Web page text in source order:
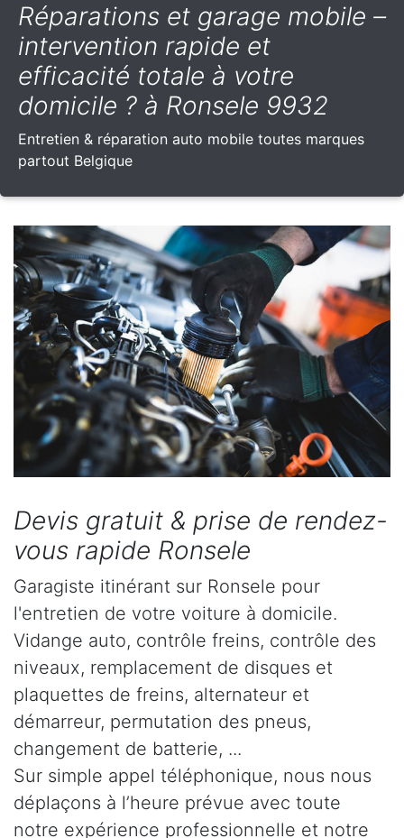
Réparations et garage mobile –
intervention rapide et
efficacité totale à votre
domicile ? à Ronsele 9932
Entretien & réparation auto mobile toutes marques
partout Belgique
Devis gratuit & prise de rendez-
vous rapide Ronsele
Garagiste itinérant sur Ronsele pour
l'entretien de votre voiture à domicile.
Vidange auto, contrôle freins, contrôle des
niveaux, remplacement de disques et
plaquettes de freins, alternateur et
démarreur, permutation des pneus,
changement de batterie, ...
Sur simple appel téléphonique, nous nous
déplaçons à l’heure prévue avec toute
notre expérience professionnelle et notre